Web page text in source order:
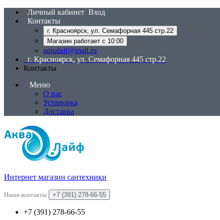
Личный кабинет Вход
Контакты
г. Красноярск, ул. Семафорная 445 стр.22
Магазин работает с 10:00
aqualaif@mail.ru
г. Красноярск, ул. Семафорная 445 стр.22
Контакты
Меню
О нас
Установка
Доставка
Интернет магазин сантехники
Наши контакты +7 (391) 278-66-55
+7 (391) 278-66-55